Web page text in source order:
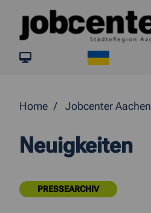
Springe direkt zum Inhalt
jobcenter.digital
Home Jobcenter Aachen
Neuigkeiten
PRESSEARCHIV